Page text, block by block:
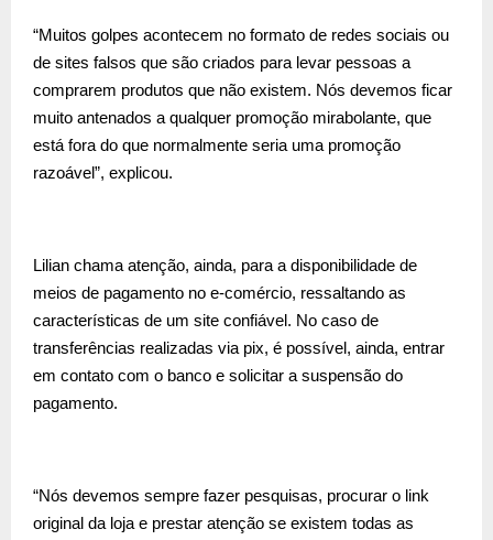
“Muitos golpes acontecem no formato de redes sociais ou
de sites falsos que são criados para levar pessoas a
comprarem produtos que não existem. Nós devemos ficar
muito antenados a qualquer promoção mirabolante, que
está fora do que normalmente seria uma promoção
razoável”, explicou.
Lilian chama atenção, ainda, para a disponibilidade de
meios de pagamento no e-comércio, ressaltando as
características de um site confiável. No caso de
transferências realizadas via pix, é possível, ainda, entrar
em contato com o banco e solicitar a suspensão do
pagamento.
“Nós devemos sempre fazer pesquisas, procurar o link
original da loja e prestar atenção se existem todas as